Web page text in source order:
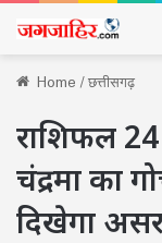
Home/छत्तीसगढ़
राशिफल
चंद्रमा का
दिखेगा